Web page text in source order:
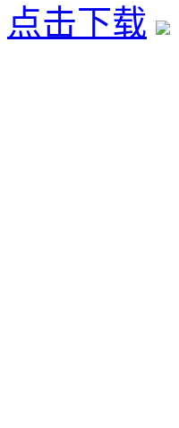
点击下载